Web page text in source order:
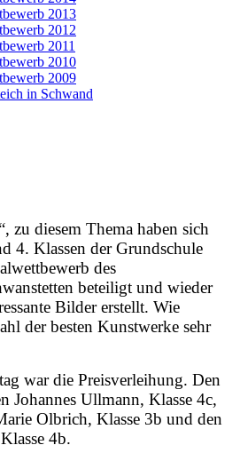
2013
2012
2011
2010
2009
in Schwand
“, zu diesem Thema haben sich
4. Klassen der Grundschule
des
beteiligt und wieder
Bilder erstellt. Wie
der besten Kunstwerke sehr
war die Preisverleihung. Den
Johannes Ullmann, Klasse 4c,
Olbrich, Klasse 3b und den
4b.